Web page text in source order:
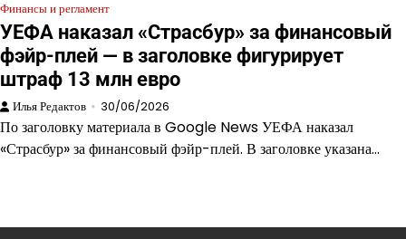
Финансы и регламент
УЕФА наказал «Страсбур» за финансовый
фэйр-плей — в заголовке фигурирует
штраф 13 млн евро
Илья Редактов 30/06/2026
По заголовку материала в Google News УЕФА наказал
«Страсбур» за финансовый фэйр-плей. В заголовке указана…